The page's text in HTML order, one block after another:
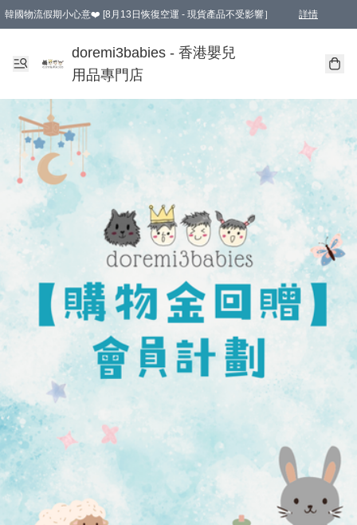
韓國物流假期小心意❤️ [8月13日恢復空運 - 現貨產品不受影響］ 詳情
新會員首張訂單滿$600即享9折優惠！(部份超優惠產品 & 品牌指定價除外)
doremi3babies - 香港嬰兒
用品專門店